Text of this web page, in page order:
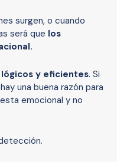
surgen, o cuando
será que los
lógicos y eficientes. Si
una buena razón para
emocional y no